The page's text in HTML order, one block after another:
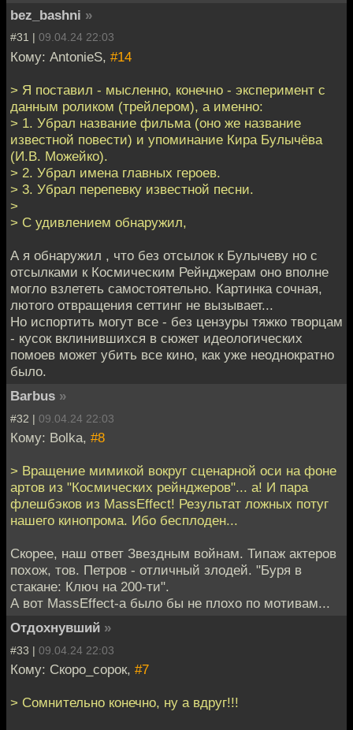
bez_bashni »
#31 | 09.04.24 22:03
Кому: AntonieS, #14
> Я поставил - мысленно, конечно - эксперимент с
данным роликом (трейлером), а именно:
> 1. Убрал название фильма (оно же название
известной повести) и упоминание Кира Булычёва
(И.В. Можейко).
> 2. Убрал имена главных героев.
> 3. Убрал перепевку известной песни.
>
> С удивлением обнаружил,
А я обнаружил , что без отсылок к Булычеву но с
отсылками к Космическим Рейнджерам оно вполне
могло взлететь самостоятельно. Картинка сочная,
лютого отвращения сеттинг не вызывает...
Но испортить могут все - без цензуры тяжко творцам
- кусок вклинившихся в сюжет идеологических
помоев может убить все кино, как уже неоднократно
было.
Barbus »
#32 | 09.04.24 22:03
Кому: Bolka, #8
> Вращение мимикой вокруг сценарной оси на фоне
артов из "Космических рейнджеров"... а! И пара
флешбэков из MassEffect! Результат ложных потуг
нашего кинопрома. Ибо бесплоден...
Скорее, наш ответ Звездным войнам. Типаж актеров
похож, тов. Петров - отличный злодей. "Буря в
стакане: Ключ на 200-ти".
А вот MassEffect-а было бы не плохо по мотивам...
Отдохнувший »
#33 | 09.04.24 22:03
Кому: Скоро_сорок, #7
> Сомнительно конечно, ну а вдруг!!!